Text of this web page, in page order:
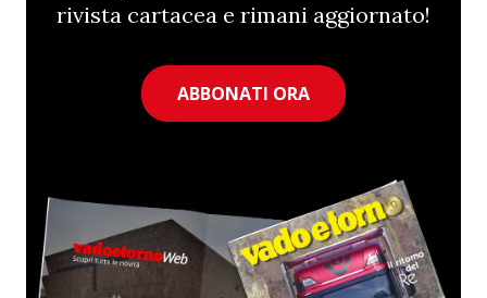
rivista cartacea e rimani aggiornato!
ABBONATI ORA